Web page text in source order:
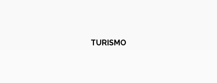
TURISMO